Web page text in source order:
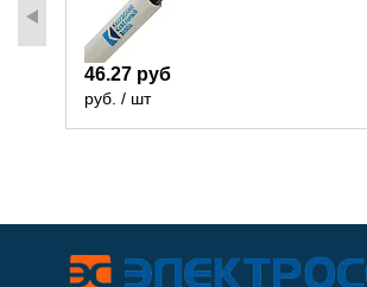
46.27 руб
руб. / шт